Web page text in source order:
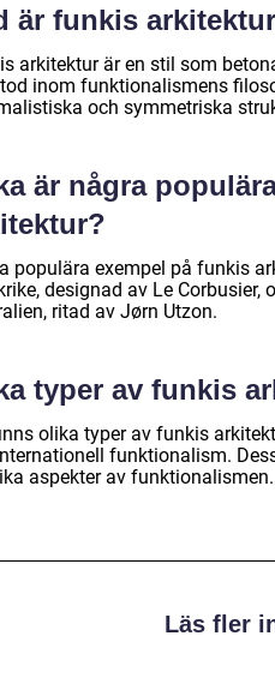
är funkis
arkitektur är en stil som
inom funktionalismens
och symmetriska
är några
populära exempel på funkis
designad av Le Corbusier,
ritad av Jørn Utzon.
typer av funkis
olika typer av funkis
funktionalism.
aspekter av funktionalismen.
Läs fler